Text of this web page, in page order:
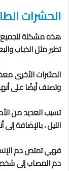
الحشرات
هذه مشكلة للجميع
تطير مثل الذباب
الحشرات الأخرى
وتصنف أيضًا على
تسبب العديد من
الليل ، بالإضافة
فهي تمتص دم
دم المصاب إلى